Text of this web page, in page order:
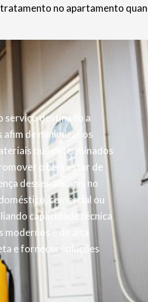
no apartamento
serviço destinado a
de minimizar os
que determinados
o bem estar de
desses animais no
comercial ou
capacidade técnica
e de alta
e fornecer soluções